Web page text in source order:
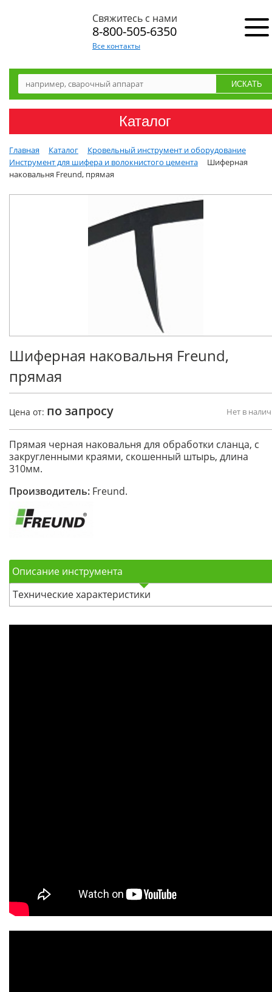
Свяжитесь с нами
8-800-505-6350
Все контакты
Каталог
Главная Каталог
Кровельный инструмент и оборудование
Инструмент для шифера и волокнистого цемента
Шиферная
наковальня Freund, прямая
Шиферная наковальня Freund,
прямая
Цена от: по запросу Нет в
Прямая черная наковальня для обработки сланца, с
закругленными краями, скошенный штырь, длина
310мм.
Производитель: Freund.
Описание инструмента
Технические характеристики